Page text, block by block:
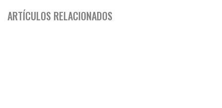
ARTÍCULOS RELACIONADOS